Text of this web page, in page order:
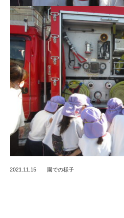
2021.11.15 園での様子